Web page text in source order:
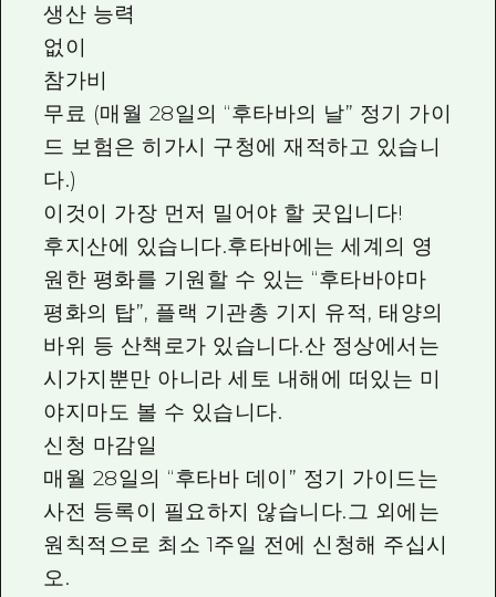
생산 능력
없이
참가비
무료 (매월 28일의 “후타바의 날” 정기 가이
드 보험은 히가시 구청에 재적하고 있습니
다.)
이것이 가장 먼저 밀어야 할 곳입니다!
후지산에 있습니다.후타바에는 세계의 영
원한 평화를 기원할 수 있는 “후타바야마
평화의 탑”, 플랙 기관총 기지 유적, 태양의
바위 등 산책로가 있습니다.산 정상에서는
시가지뿐만 아니라 세토 내해에 떠있는 미
야지마도 볼 수 있습니다.
신청 마감일
매월 28일의 “후타바 데이” 정기 가이드는
사전 등록이 필요하지 않습니다.그 외에는
원칙적으로 최소 1주일 전에 신청해 주십시
오.